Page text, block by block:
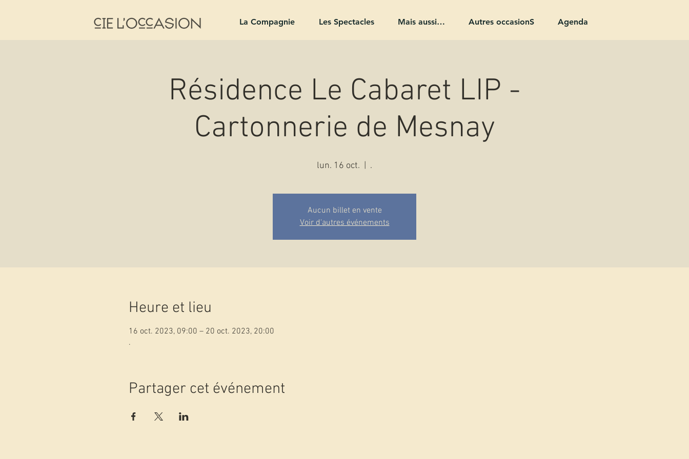
La Compagnie Les Spectacles Mais aussi… Autres occasionS Agenda
Résidence Le Cabaret LIP -
Cartonnerie de Mesnay
lun. 16 oct. .
Aucun billet en vente
Voir d'autres événements
Heure et lieu
16 oct. 2023, 09:00 – 20 oct. 2023, 20:00
.
Partager cet événement